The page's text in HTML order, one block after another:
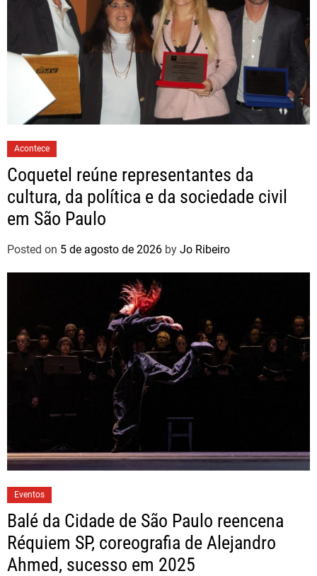
Acontece
Coquetel reúne representantes da
cultura, da política e da sociedade civil
em São Paulo
Posted on 5 de agosto de 2026 by Jo Ribeiro
Eventos
Balé da Cidade de São Paulo reencena
Réquiem SP, coreografia de Alejandro
Ahmed, sucesso em 2025